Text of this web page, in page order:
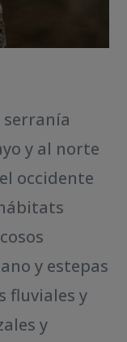
y al norte
occidente
y estepas
fluviales y
y